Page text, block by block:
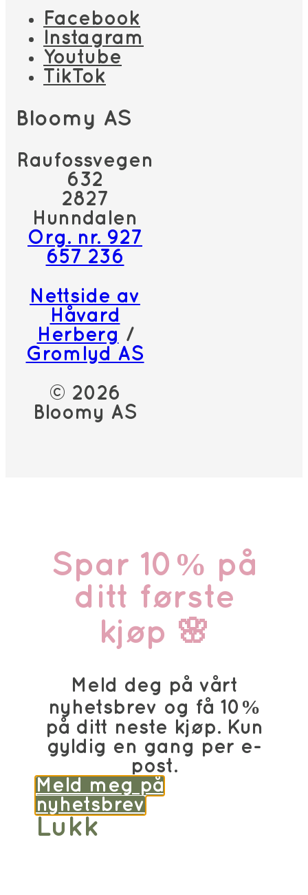
Facebook
Instagram
Youtube
TikTok
Bloomy AS
Raufossvegen
632
2827
Hunndalen
Org. nr. 927
657 236
Nettside av
Håvard
Herberg /
Gromlyd AS
© 2026
Bloomy AS
Spar 10% på
ditt første
kjøp 🌸
Meld deg på vårt
nyhetsbrev og få 10%
på ditt neste kjøp. Kun
gyldig en gang per e-
post.
Meld meg på
nyhetsbrev
Lukk